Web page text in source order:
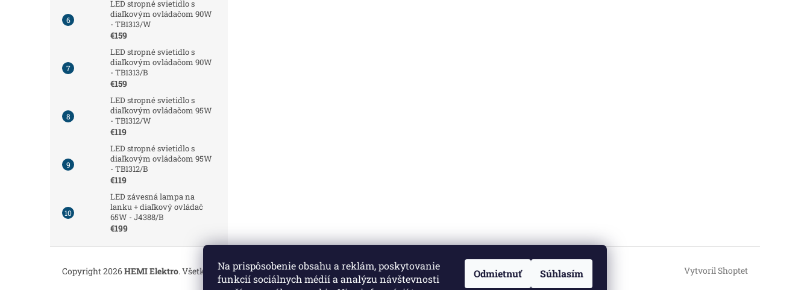
Na prispôsobenie obsahu a reklám, poskytovanie
funkcií sociálnych médií a analýzu návštevnosti
Odmietnuť Súhlasím
LED stropné svietidlo s
diaľkovým ovládačom 90W
- TB1313/W
€159
LED stropné svietidlo s
diaľkovým ovládačom 90W
- TB1313/B
€159
LED stropné svietidlo s
diaľkovým ovládačom 95W
- TB1312/W
€119
LED stropné svietidlo s
diaľkovým ovládačom 95W
- TB1312/B
€119
LED závesná lampa na
lanku + diaľkový ovládač
65W - J4388/B
€199
Vytvoril Shoptet
Copyright 2026HEMI Elektro. Všetky práva vyhradené.Upraviť nastavenie cookies